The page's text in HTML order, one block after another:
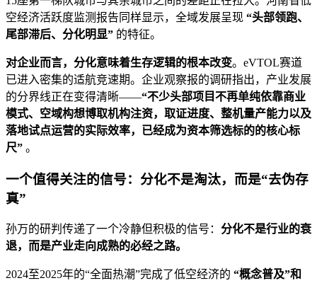
空经济活跃度监测报告同样显示，全域发展呈现 “头部领跑、
尾部滞后、分化明显” 的特征。
对企业而言，分化意味着生存逻辑的根本改变。eVTOL赛道
已进入密集的适航竞速期。企业观察报的调研指出，产业发展
的分界线正在变得清晰——“不少头部项目不再单纯依靠商业
模式、空域构想博取机构注资，取证进度、整机量产能力以及
落地试点运营的实际效率，已经成为资本筛选标的的核心标
尺” 。
一个值得关注的信号：分化不是淘汰，而是“去伪存
真”
孙万的研判传递了一个冷静但积极的信号： 分化不是行业的衰
退，而是产业走向成熟的必经之路。
2024至2025年的“全面热潮”完成了低空经济的 “概念普及”和